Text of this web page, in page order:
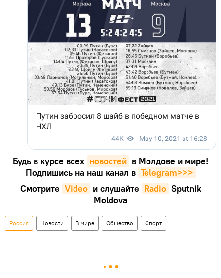
Будь в курсе всех новостей в Молдове и мире!
Подпишись на наш канал в Telegram>>>
Смотрите Video и слушайте Radio Sputnik
Moldova
Россия Новости В мире Общество Спорт